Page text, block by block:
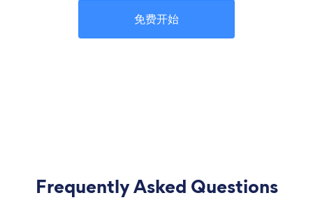
免费开始
Frequently Asked Questions